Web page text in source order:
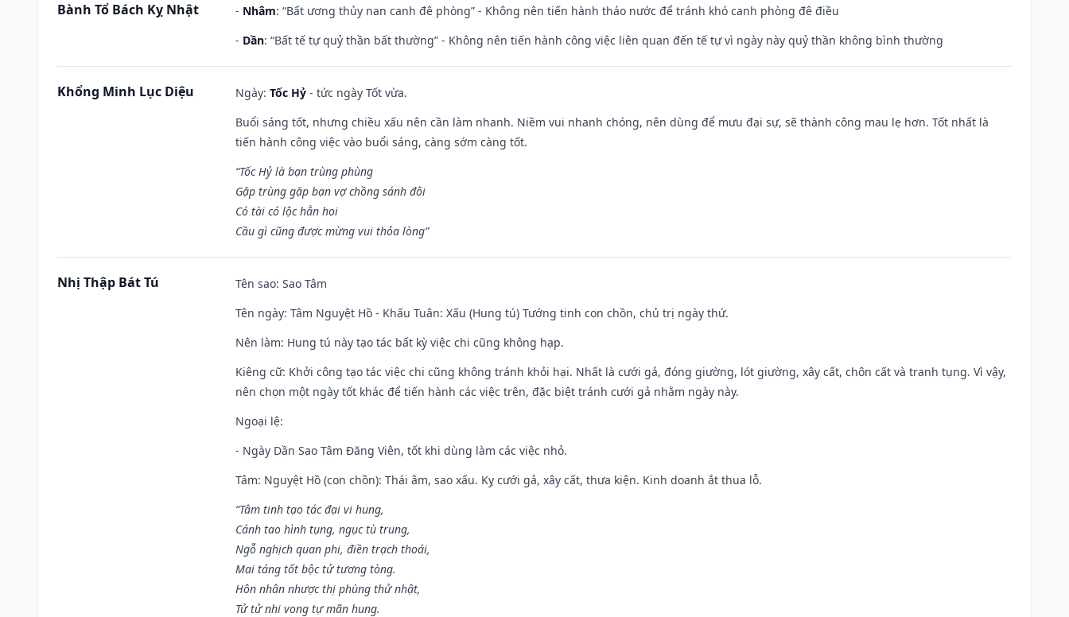
Bành Tổ Bách Kỵ Nhật - Nhâm: “Bất ương thủy nan canh đê phòng” - Không nên tiến hành tháo nước để tránh khó canh phòng đê điều
- Dần: “Bất tế tự quỷ thần bất thường” - Không nên tiến hành công việc liên quan đến tế tự vì ngày này quỷ thần không bình thường
Khổng Minh Lục Diệu Ngày: Tốc Hỷ - tức ngày Tốt vừa.
Buổi sáng tốt, nhưng chiều xấu nên cần làm nhanh. Niềm vui nhanh chóng, nên dùng để mưu đại sự, sẽ thành công mau lẹ hơn. Tốt nhất là
tiến hành công việc vào buổi sáng, càng sớm càng tốt.
“Tốc Hỷ là bạn trùng phùng
Gặp trùng gặp bạn vợ chồng sánh đôi
Có tài có lộc hẳn hoi
Cầu gì cũng được mừng vui thỏa lòng”
Nhị Thập Bát Tú Tên sao: Sao Tâm
Tên ngày: Tâm Nguyệt Hồ - Khấu Tuân: Xấu (Hung tú) Tướng tinh con chồn, chủ trị ngày thứ.
Nên làm: Hung tú này tạo tác bất kỳ việc chi cũng không hạp.
Kiêng cữ: Khởi công tạo tác việc chi cũng không tránh khỏi hại. Nhất là cưới gả, đóng giường, lót giường, xây cất, chôn cất và tranh tụng. Vì vậy,
nên chọn một ngày tốt khác để tiến hành các việc trên, đặc biệt tránh cưới gả nhằm ngày này.
Ngoại lệ:
- Ngày Dần Sao Tâm Đăng Viên, tốt khi dùng làm các việc nhỏ.
Tâm: Nguyệt Hồ (con chồn): Thái âm, sao xấu. Kỵ cưới gả, xây cất, thưa kiện. Kinh doanh ắt thua lỗ.
“Tâm tinh tạo tác đại vi hung,
Cánh tao hình tụng, ngục tù trung,
Ngỗ nghịch quan phi, điền trạch thoái,
Mai táng tốt bộc tử tương tòng.
Hôn nhân nhược thị phùng thử nhật,
Tử tử nhi vong tự mãn hung.